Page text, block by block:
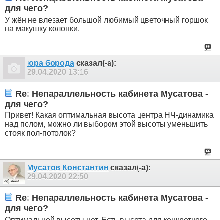
для чего?
У жён не влезает большой любимый цветочный горшок
на макушку колонки.
юра борода сказал(-а):
29.04.2020 13:16
Re: Непараллельность кабинета Мусатова -
для чего?
Привет! Какая оптимальная высота центра НЧ-динамика
над полом, можно ли выбором этой высоты уменьшить
стояк пол-потолок?
Мусатов Константин сказал(-а):
29.04.2020 22:50
Re: Непараллельность кабинета Мусатова -
для чего?